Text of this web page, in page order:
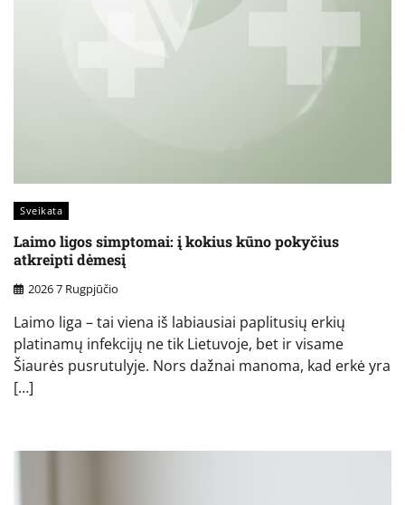
Sveikata
Laimo ligos simptomai: į kokius kūno pokyčius
atkreipti dėmesį
2026 7 Rugpjūčio
Laimo liga – tai viena iš labiausiai paplitusių erkių
platinamų infekcijų ne tik Lietuvoje, bet ir visame
Šiaurės pusrutulyje. Nors dažnai manoma, kad erkė yra
[…]